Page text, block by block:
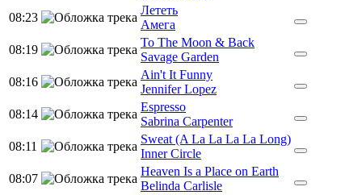
08:23
Лететь
Амега
08:19
To The Moon & Back
Savage Garden
08:16
Ain't It Funny
Jennifer Lopez
08:14
Espresso
Sabrina Carpenter
08:11
Sweat (A La La La La Long)
Inner Circle
08:07
Heaven Is a Place on Earth
Belinda Carlisle